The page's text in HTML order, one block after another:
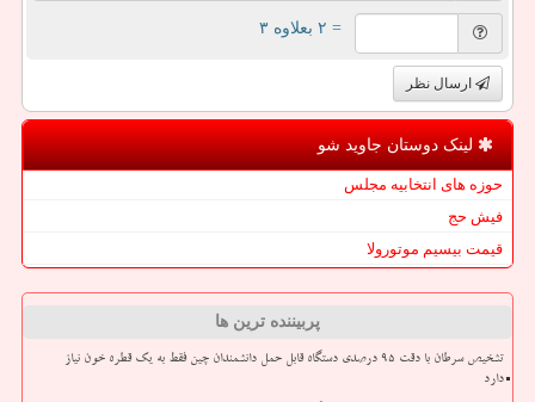
= ۲ بعلاوه ۳
ارسال نظر
لینک دوستان جاوید شو
حوزه های انتخابیه مجلس
فیش حج
قیمت بیسیم موتورولا
پربیننده ترین ها
تشخیص سرطان با دقت ۹۵ درصدی دستگاه قابل حمل دانشمندان چین فقط به یک قطره خون نیاز
دارد